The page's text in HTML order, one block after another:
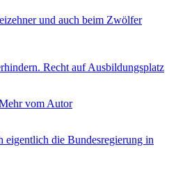
und auch beim Zwölfer
Recht auf Ausbildungsplatz
vom Autor
eigentlich die Bundesregierung in